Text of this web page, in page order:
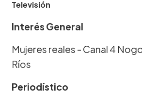
Televisión
Interés General
Mujeres reales - Canal 4
Ríos
Periodístico